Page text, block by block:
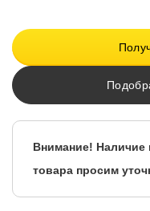
Внимание! Наличие
товара просим